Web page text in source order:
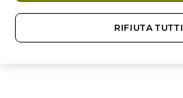
RIFIUTA TUTTI